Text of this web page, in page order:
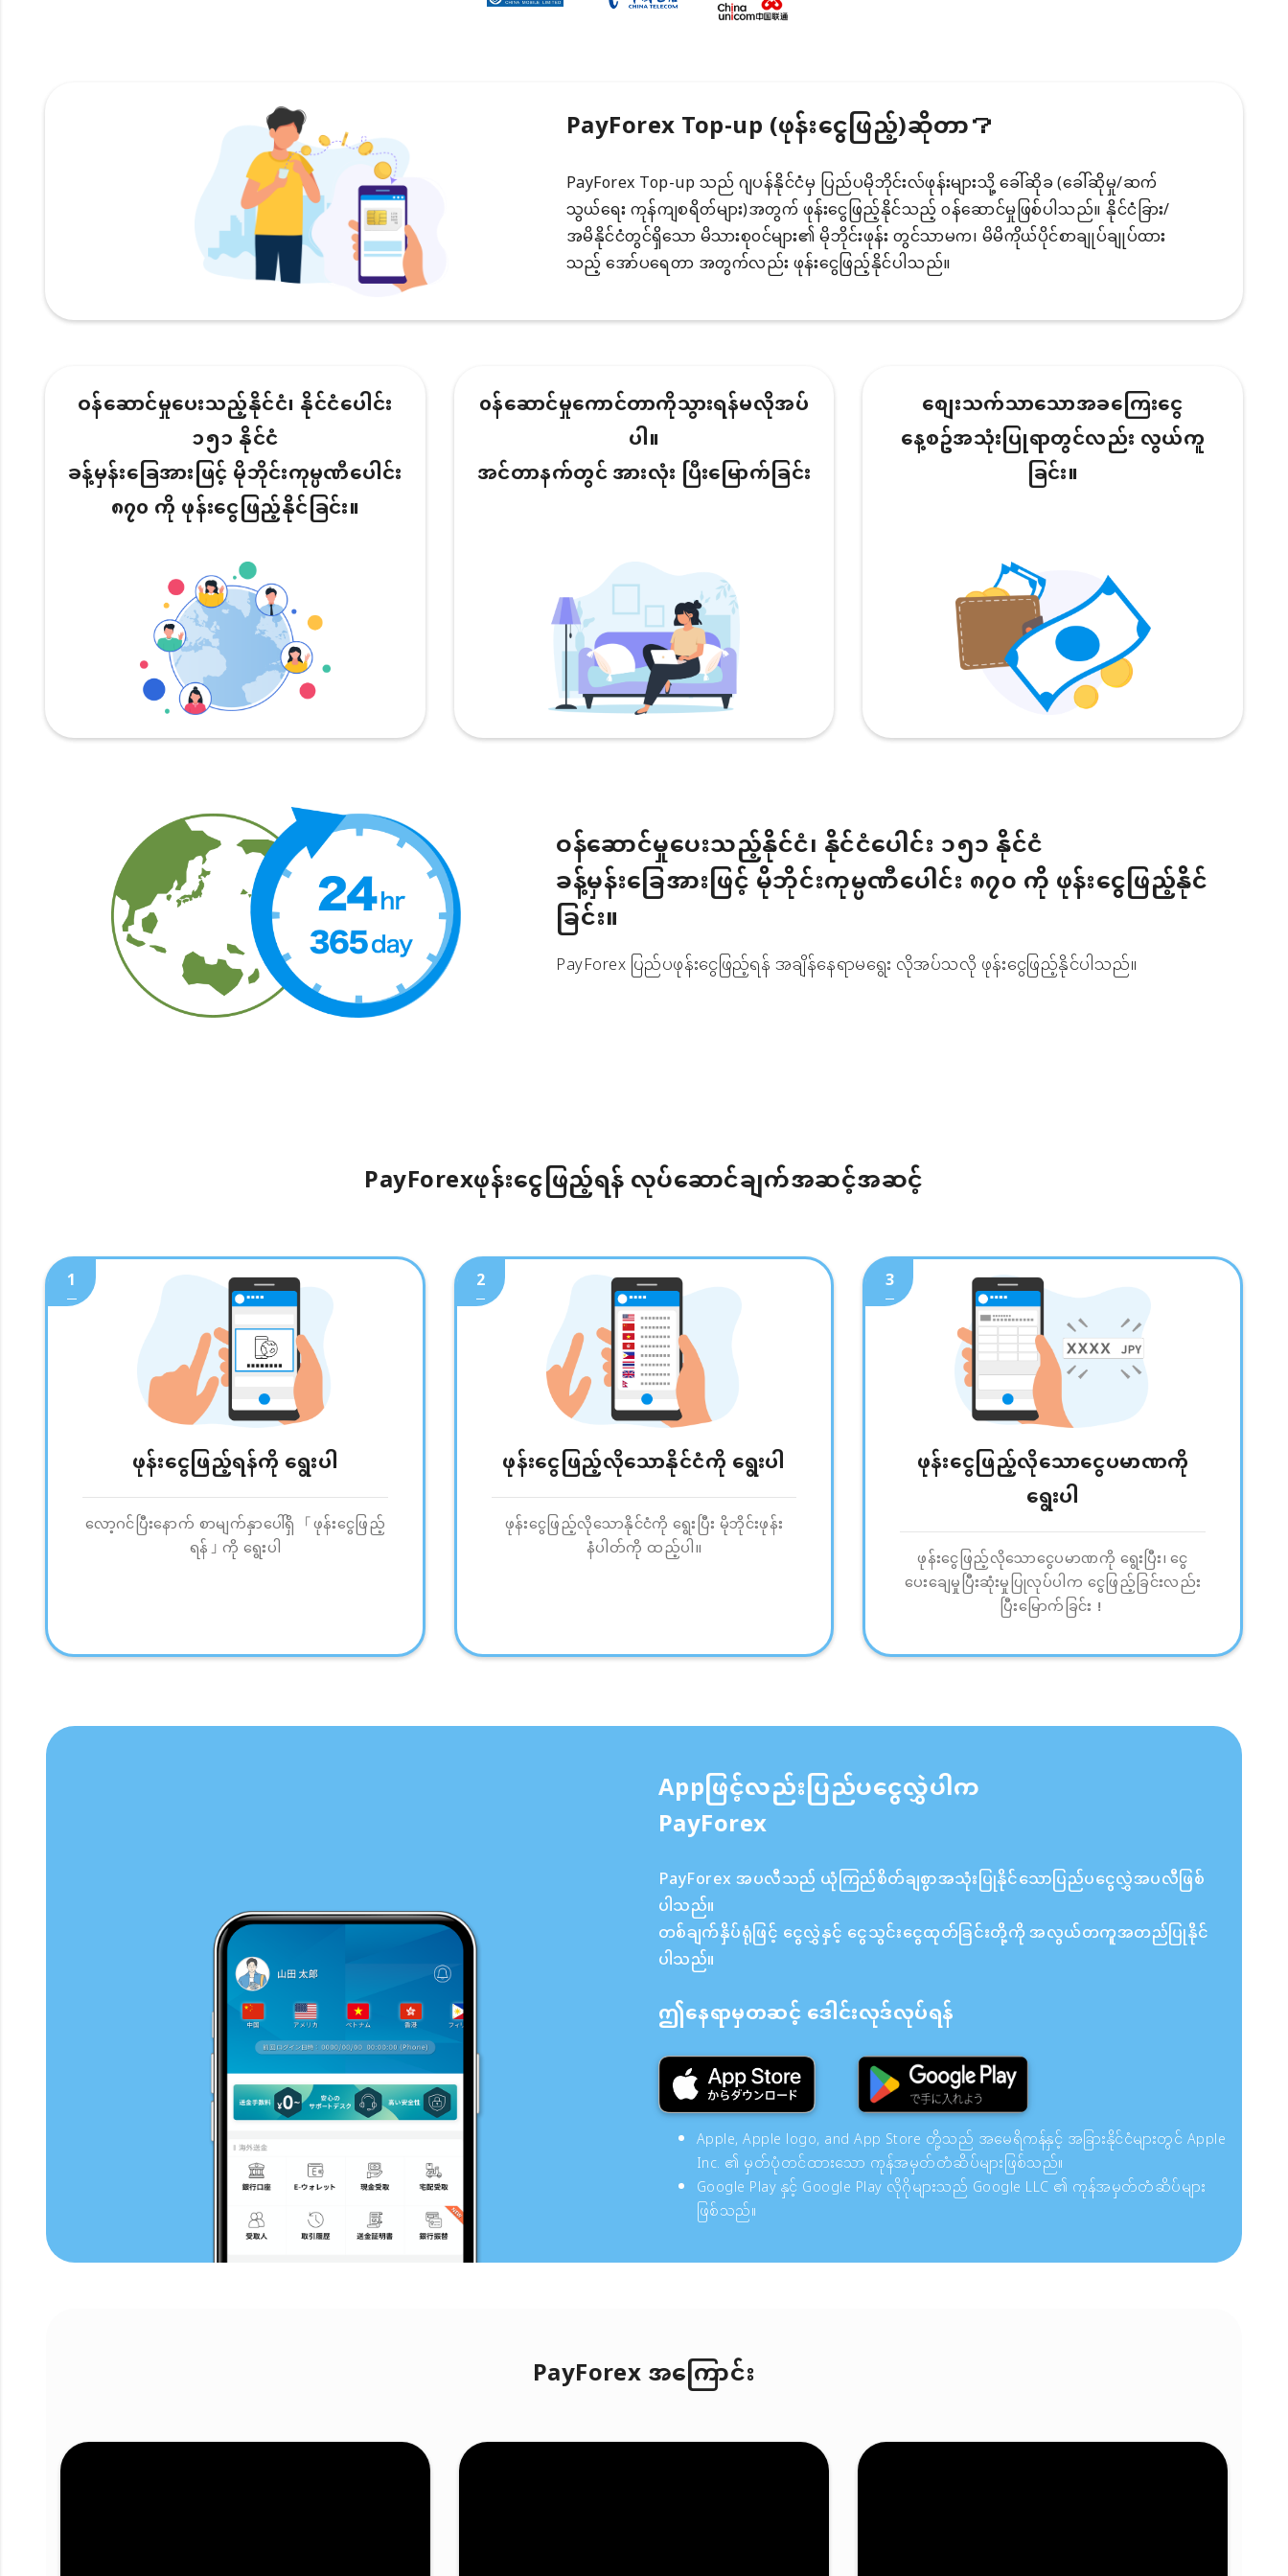
PayForex Top-up (ဖုန်းငွေဖြည့်)ဆိုတာ？
PayForex Top-up သည် ဂျပန်နိုင်ငံမှ ပြည်ပမိုဘိုင်းလ်ဖုန်းများသို့ ခေါ်ဆိုခ (ခေါ်ဆိုမှု/ဆက်
သွယ်ရေး ကုန်ကျစရိတ်များ)အတွက် ဖုန်းငွေဖြည့်နိုင်သည့် ၀န်ဆောင်မှုဖြစ်ပါသည်။ နိုင်ငံခြား/
အမိနိုင်ငံတွင်ရှိသော မိသားစု၀င်များ၏ မိုဘိုင်းဖုန်း တွင်သာမက၊ မိမိကိုယ်ပိုင်စာချုပ်ချုပ်ထား
သည့် အော်ပရေတာ အတွက်လည်း ဖုန်းငွေဖြည့်နိုင်ပါသည်။
ဝန်ဆောင်မှုပေးသည့်နိုင်ငံ၊ နိုင်ငံပေါင်း
၁၅၁ နိုင်ငံ
ခန့်မှန်းခြေအားဖြင့် မိုဘိုင်းကုမ္ပဏီပေါင်း
၈၇၀ ကို ဖုန်းငွေဖြည့်နိုင်ခြင်း။
၀န်ဆောင်မှုကောင်တာကိုသွားရန်မလိုအပ်
ပါ။
အင်တာနက်တွင် အားလုံး ပြီးမြောက်ခြင်း
စျေးသက်သာသောအခကြေးငွေ
နေ့စဥ်အသုံးပြုရာတွင်လည်း လွယ်ကူ
ခြင်း။
ဝန်ဆောင်မှုပေးသည့်နိုင်ငံ၊ နိုင်ငံပေါင်း ၁၅၁ နိုင်ငံ
ခန့်မှန်းခြေအားဖြင့် မိုဘိုင်းကုမ္ပဏီပေါင်း ၈၇၀ ကို ဖုန်းငွေဖြည့်နိုင်
ခြင်း။
PayForex ပြည်ပဖုန်းငွေဖြည့်ရန် အချိန်နေရာမရွေး လိုအပ်သလို ဖုန်းငွေဖြည့်နိုင်ပါသည်။
PayForexဖုန်းငွေဖြည့်ရန် လုပ်ဆောင်ချက်အဆင့်အဆင့်
1
ဖုန်းငွေဖြည့်ရန်ကို ရွေးပါ
လော့ဂင်ပြီးနောက် စာမျက်နှာပေါ်ရှိ 「ဖုန်းငွေဖြည့်
ရန်」ကို ရွေးပါ
2
ဖုန်းငွေဖြည့်လိုသောနိုင်ငံကို ရွေးပါ
ဖုန်းငွေဖြည့်လိုသောနိုင်ငံကို ရွေးပြီး မိုဘိုင်းဖုန်း
နံပါတ်ကို ထည့်ပါ။
3
ဖုန်းငွေဖြည့်လိုသောငွေပမာဏကို
ရွေးပါ
ဖုန်းငွေဖြည့်လိုသောငွေပမာဏကို ရွေးပြီး၊ ငွေ
ပေးချေမှုပြီးဆုံးမှုပြုလုပ်ပါက ငွေဖြည့်ခြင်းလည်း
ပြီးမြောက်ခြင်း！
Appဖြင့်လည်းပြည်ပငွေလွှဲပါက
PayForex
PayForex အပလီသည် ယုံကြည်စိတ်ချစွာအသုံးပြုနိုင်သောပြည်ပငွေလွှဲအပလီဖြစ်
ပါသည်။
တစ်ချက်နှိပ်ရုံဖြင့် ငွေလွှဲနှင့် ငွေသွင်းငွေထုတ်ခြင်းတို့ကို အလွယ်တကူအတည်ပြုနိုင်
ပါသည်။
ဤနေရာမှတဆင့် ဒေါင်းလုဒ်လုပ်ရန်
Apple, Apple logo, and App Store တို့သည် အမေရိကန်နှင့် အခြားနိုင်ငံများတွင် Apple
Inc. ၏ မှတ်ပုံတင်ထားသော ကုန်အမှတ်တံဆိပ်များဖြစ်သည်။
Google Play နှင့် Google Play လိုဂိုများသည် Google LLC ၏ ကုန်အမှတ်တံဆိပ်များ
ဖြစ်သည်။
PayForex အကြောင်း